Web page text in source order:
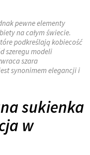
pewne elementy
na całym świecie.
podkreślają kobiecość
szeregu modeli
szara
synonimem elegancji i
sukienka
w